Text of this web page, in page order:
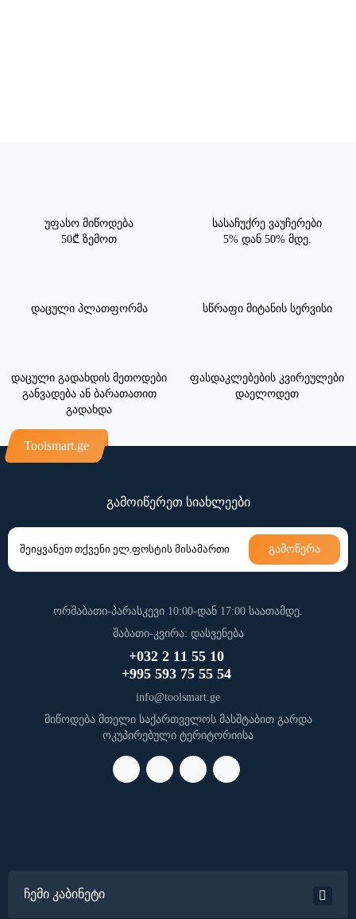
უფასო მიწოდება
50₾ ზემოთ
სასაჩუქრე ვაუჩერები
5% დან 50% მდე.
დაცული პლათფორმა სწრაფი მიტანის სერვისი
დაცული გადახდის მეთოდები
განვადება ან ბარათათით
გადახდა
ფასდაკლებების კვირეულები
დაელოდეთ
Toolsmart.ge
გამოიწერეთ სიახლეები
გამოწერა
ორშაბათი-პარასკევი 10:00-დან 17:00 საათამდე.
შაბათი-კვირა: დასვენება
+032 2 11 55 10
+995 593 75 55 54
info@toolsmart.ge
მიწოდება მთელი საქართველოს მასშტაბით გარდა
ოკუპირებული ტერიტორიისა
ჩემი კაბინეტი